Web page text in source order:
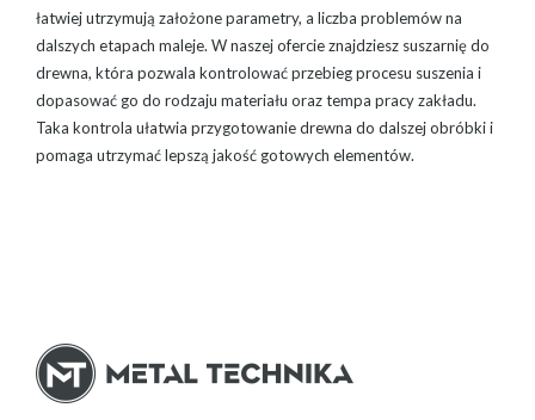
łatwiej utrzymują założone parametry, a liczba problemów na
dalszych etapach maleje. W naszej ofercie znajdziesz suszarnię do
drewna, która pozwala kontrolować przebieg procesu suszenia i
dopasować go do rodzaju materiału oraz tempa pracy zakładu.
Taka kontrola ułatwia przygotowanie drewna do dalszej obróbki i
pomaga utrzymać lepszą jakość gotowych elementów.